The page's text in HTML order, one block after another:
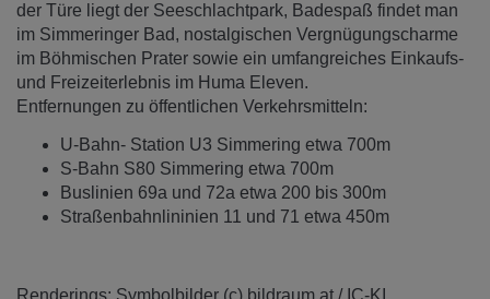
der Türe liegt der Seeschlachtpark, Badespaß findet man
im Simmeringer Bad, nostalgischen Vergnügungscharme
im Böhmischen Prater sowie ein umfangreiches Einkaufs‑
und Freizeiterlebnis im Huma Eleven.
Entfernungen zu öffentlichen Verkehrsmitteln:
U-Bahn- Station U3 Simmering etwa 700m
S-Bahn S80 Simmering etwa 700m
Buslinien 69a und 72a etwa 200 bis 300m
Straßenbahnlininien 11 und 71 etwa 450m
Renderings: Symbolbilder (c) bildraum.at / IC-KI